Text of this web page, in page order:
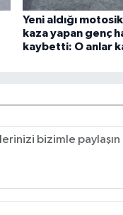
Yeni aldığı
kaza yapan genç
kaybetti: O anlar